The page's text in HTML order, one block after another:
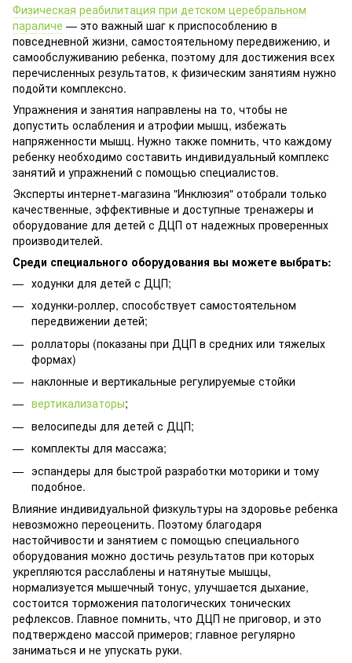
Физическая реабилитация при детском церебральном
параличе — это важный шаг к приспособлению в
повседневной жизни, самостоятельному передвижению, и
самообслуживанию ребенка, поэтому для достижения всех
перечисленных результатов, к физическим занятиям нужно
подойти комплексно.
Упражнения и занятия направлены на то, чтобы не
допустить ослабления и атрофии мышц, избежать
напряженности мышц. Нужно также помнить, что каждому
ребенку необходимо составить индивидуальный комплекс
занятий и упражнений с помощью специалистов.
Эксперты интернет-магазина "Инклюзия" отобрали только
качественные, эффективные и доступные тренажеры и
оборудование для детей с ДЦП от надежных проверенных
производителей.
Среди специального оборудования вы можете выбрать:
ходунки для детей с ДЦП;
ходунки-роллер, способствует самостоятельном
передвижении детей;
роллаторы (показаны при ДЦП в средних или тяжелых
формах)
наклонные и вертикальные регулируемые стойки
вертикализаторы;
велосипеды для детей с ДЦП;
комплекты для массажа;
эспандеры для быстрой разработки моторики и тому
подобное.
Влияние индивидуальной физкультуры на здоровье ребенка
невозможно переоценить. Поэтому благодаря
настойчивости и занятием с помощью специального
оборудования можно достичь результатов при которых
укрепляются расслаблены и натянутые мышцы,
нормализуется мышечный тонус, улучшается дыхание,
состоится торможения патологических тонических
рефлексов. Главное помнить, что ДЦП не приговор, и это
подтверждено массой примеров; главное регулярно
заниматься и не упускать руки.